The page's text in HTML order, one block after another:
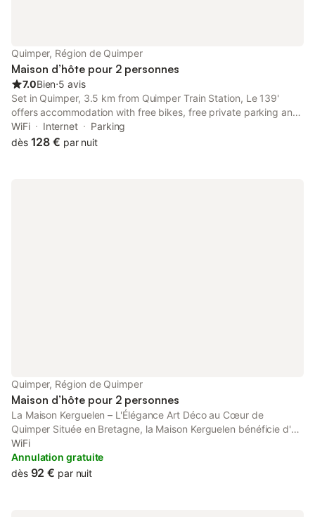
Quimper, Région de Quimper
Maison d’hôte pour 2 personnes
7.0Bien⋅5 avis
Set in Quimper, 3.5 km from Quimper Train Station, Le 139'
offers accommodation with free bikes, free private parking and
a garden. The property features garden views and is 4.2 km
from Breton County Museum and 4.
WiFi Internet
Parking
dès 128 € par nuit
Quimper, Région de Quimper
Maison d’hôte pour 2 personnes
La Maison Kerguelen – L'Élégance Art Déco au Cœur de
Quimper Située en Bretagne, la Maison Kerguelen bénéficie d'un
emplacement idéal aux portes du centre historique piétonnier
de Quimper, à 5 minutes à pied de la gare et de la cathédrale.
Véritable joyau de l'architecture Art Déco des années 1930,
WiFi
Annulation gratuite
dès 92 € par nuit